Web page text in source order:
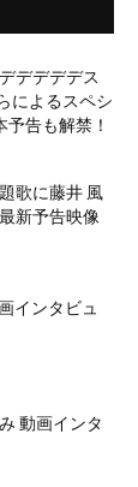
デデデデス
によるスペシ
告も解禁！
歌に藤井 風
新予告映像
インタビュ
動画インタ